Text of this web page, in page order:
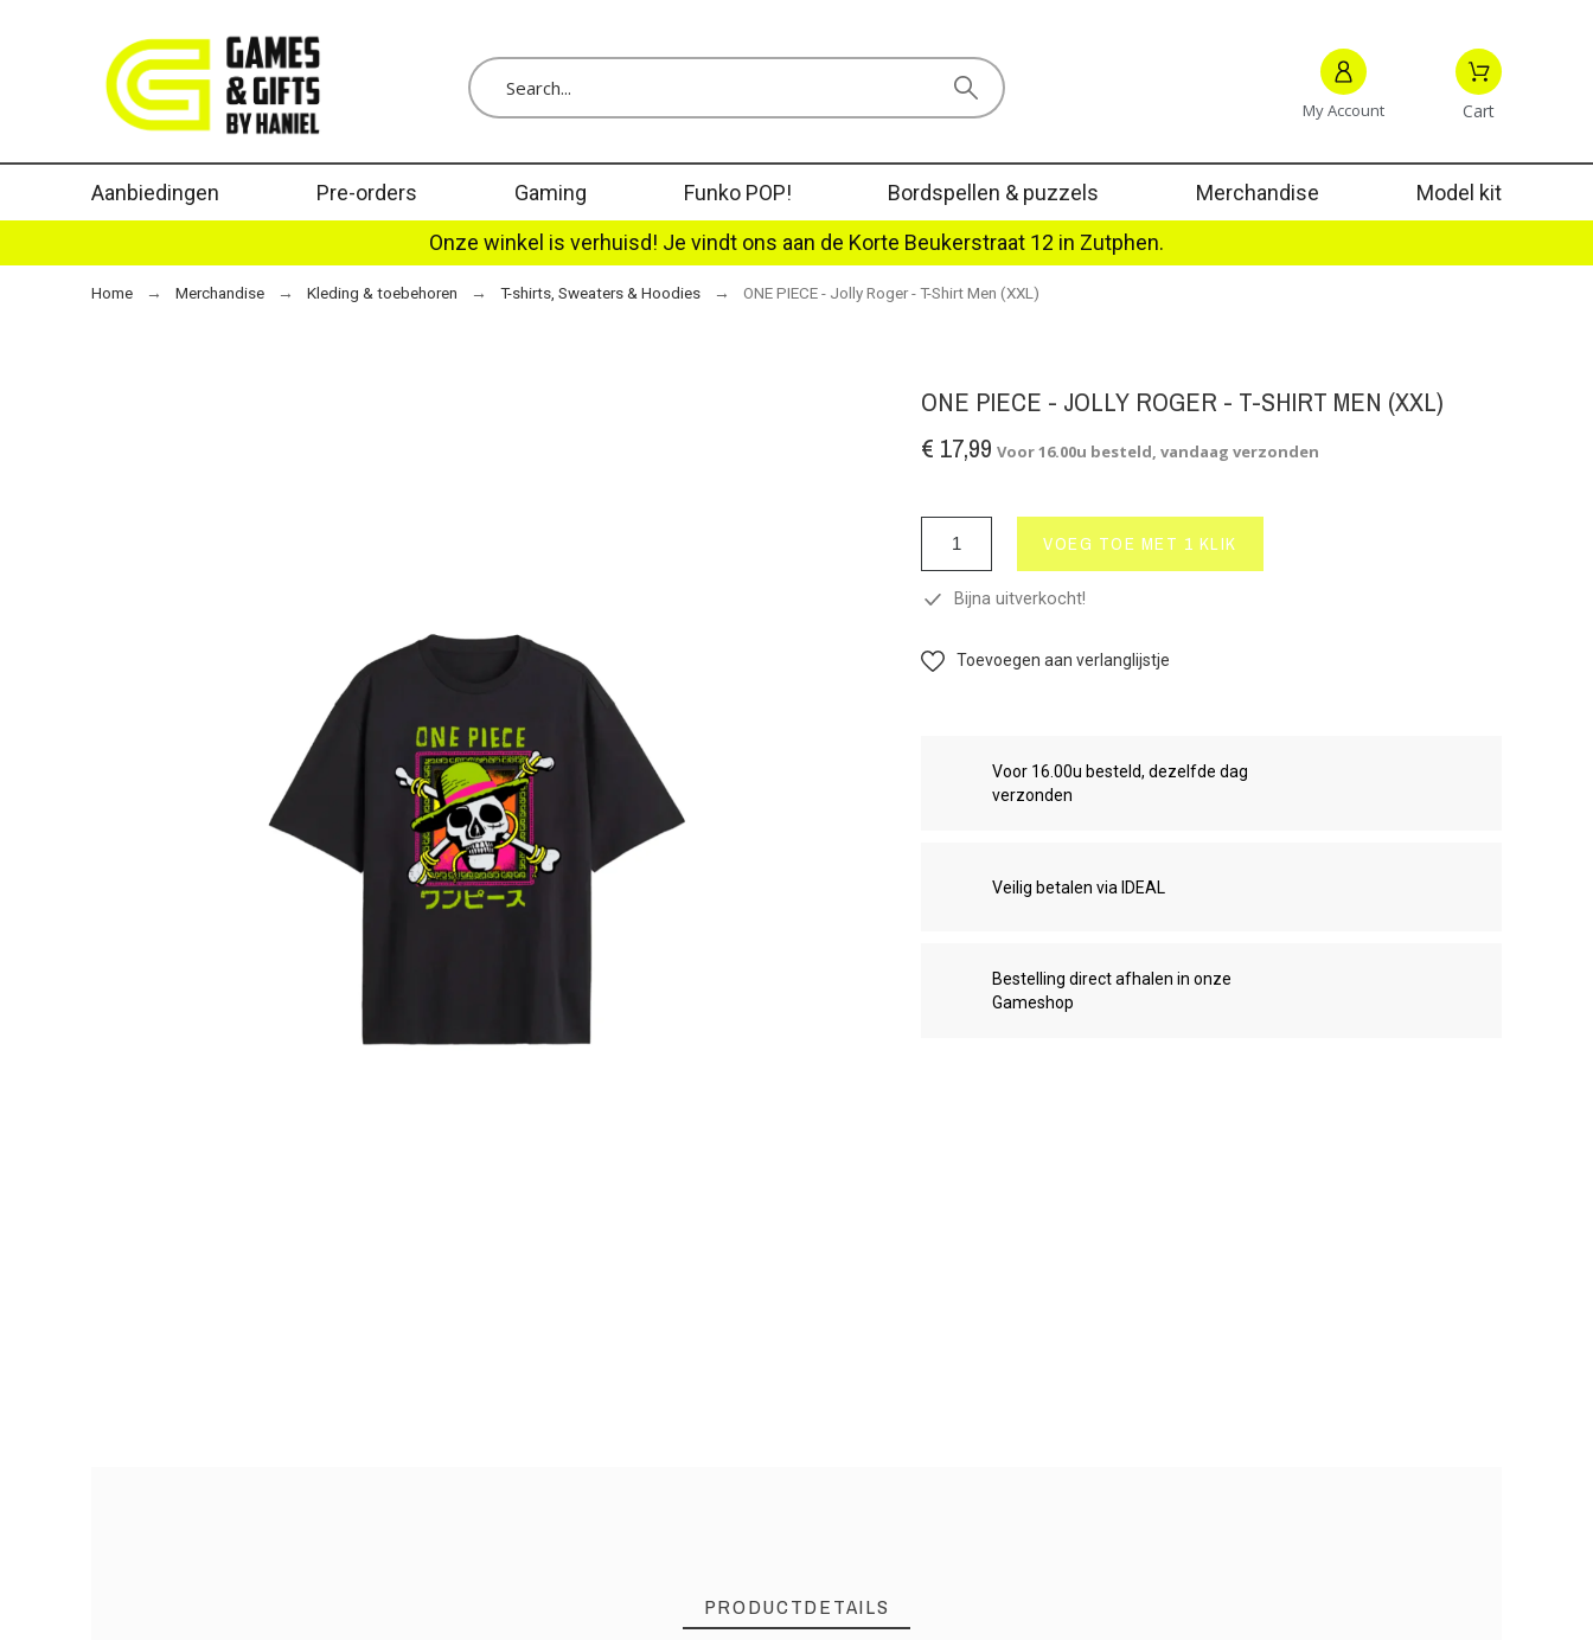
My Account Cart
Aanbiedingen Pre-orders Gaming Funko POP! Bordspellen & puzzels Merchandise
Model kit
Onze winkel is verhuisd! Je vindt ons aan de Korte Beukerstraat 12 in Zutphen.
Home Merchandise Kleding & toebehoren T-shirts, Sweaters & Hoodies ONE PIECE - Jolly Roger - T-Shirt Men (XXL)
ONE PIECE - JOLLY ROGER - T-SHIRT MEN (XXL)
€ 17,99 Voor 16.00u besteld, vandaag verzonden
VOEG TOE MET 1 KLIK
Bijna uitverkocht!
Toevoegen aan verlanglijstje
Voor 16.00u besteld, dezelfde dag
verzonden
Veilig betalen via IDEAL
Bestelling direct afhalen in onze
Gameshop
PRODUCTDETAILS